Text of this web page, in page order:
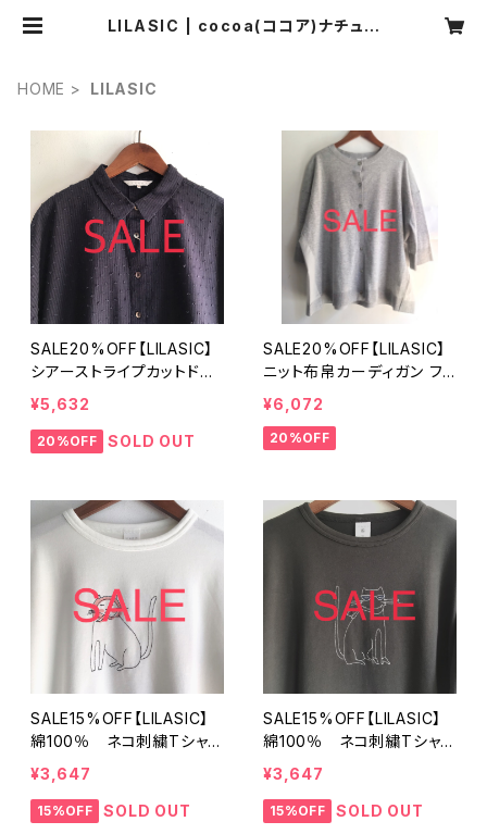
LILASIC | cocoa(ココア)ナチュラ
HOME
LILASIC
SALE20%OFF【LILASIC】
シアーストライプカットドビ
ーシャツ ネイビー Mサイ
ズ SDMM6135【リラシク b
y ノースオブジェクト】
¥5,632
20%OFF SOLD OUT
SALE20%OFF【LILASIC】
ニット布帛カーディガン フリ
ーサイズ SDHE6138【リラ
シク by ノースオブジェク
ト】
¥6,072
20%OFF
SALE15%OFF【LILASIC】
綿100％ ネコ刺繍Tシャツ
オフホワイト Mサイズ SEC
W6244【リラシク by ノー
スオブジェクト】
¥3,647
15%OFF SOLD OUT
SALE15%OFF【LILASIC】
綿100％ ネコ刺繍Tシャツ
チャコール Mサイズ SECW
6244【リラシク by ノース
オブジェクト】
¥3,647
15%OFF SOLD OUT